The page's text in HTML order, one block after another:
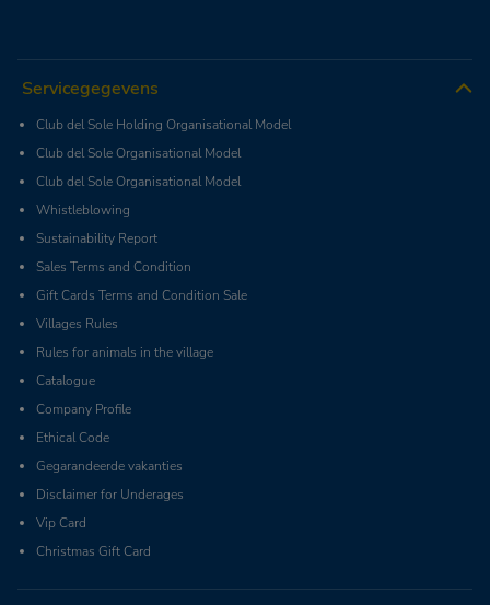
Servicegegevens
Club del Sole Holding Organisational Model
Club del Sole Organisational Model
Club del Sole Organisational Model
Whistleblowing
Sustainability Report
Sales Terms and Condition
Gift Cards Terms and Condition Sale
Villages Rules
Rules for animals in the village
Catalogue
Company Profile
Ethical Code
Gegarandeerde vakanties
Disclaimer for Underages
Vip Card
Christmas Gift Card